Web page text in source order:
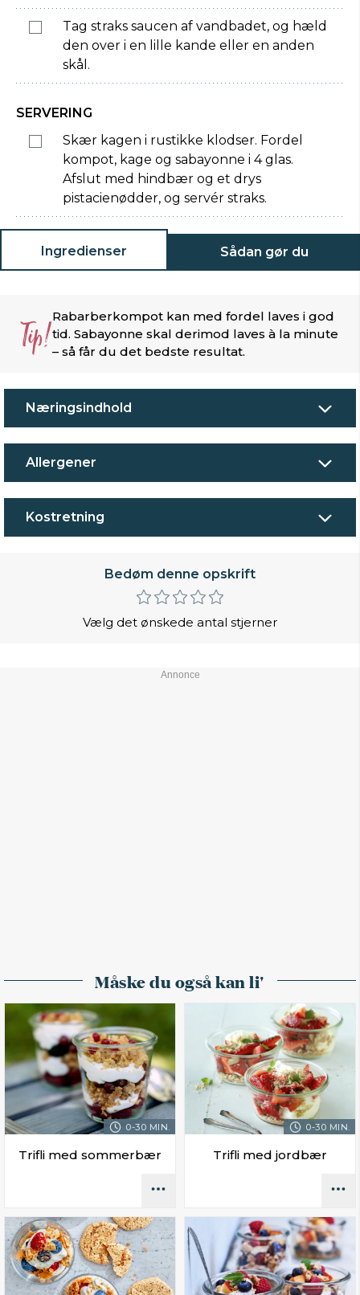
Tag straks saucen af vandbadet, og hæld
den over i en lille kande eller en anden
skål.
SERVERING
Skær kagen i rustikke klodser. Fordel
kompot, kage og sabayonne i 4 glas.
Afslut med hindbær og et drys
pistacienødder, og servér straks.
Ingredienser Sådan gør du
Tip!Rabarberkompot kan med fordel laves i god
tid. Sabayonne skal derimod laves à la minute
– så får du det bedste resultat.
Næringsindhold
Allergener
Kostretning
Bedøm denne opskrift
Vælg det ønskede antal stjerner
Måske du også kan li'
0-30 MIN.
Trifli med sommerbær
0-30 MIN.
Trifli med jordbær